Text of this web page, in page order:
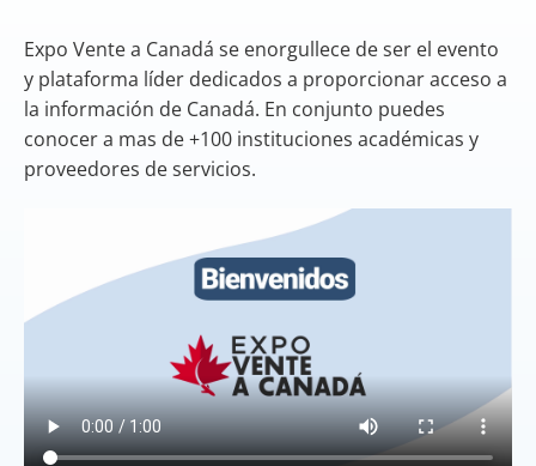
Expo Vente a Canadá se enorgullece de ser el evento
y plataforma líder dedicados a proporcionar acceso a
la información de Canadá. En conjunto puedes
conocer a mas de +100 instituciones académicas y
proveedores de servicios.